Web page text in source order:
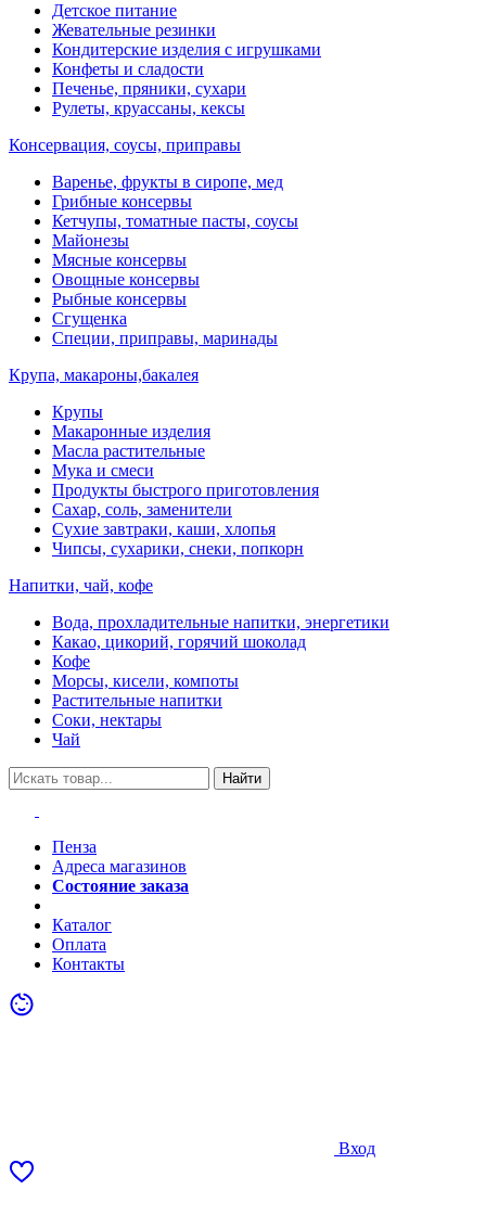
Детское питание
Жевательные резинки
Кондитерские изделия с игрушками
Конфеты и сладости
Печенье, пряники, сухари
Рулеты, круассаны, кексы
Консервация, соусы, приправы
Варенье, фрукты в сиропе, мед
Грибные консервы
Кетчупы, томатные пасты, соусы
Майонезы
Мясные консервы
Овощные консервы
Рыбные консервы
Сгущенка
Специи, приправы, маринады
Крупа, макароны,бакалея
Крупы
Макаронные изделия
Масла растительные
Мука и смеси
Продукты быстрого приготовления
Сахар, соль, заменители
Сухие завтраки, каши, хлопья
Чипсы, сухарики, снеки, попкорн
Напитки, чай, кофе
Вода, прохладительные напитки, энергетики
Какао, цикорий, горячий шоколад
Кофе
Морсы, кисели, компоты
Растительные напитки
Соки, нектары
Чай
Найти
Пенза
Адреса магазинов
Состояние заказа
Каталог
Оплата
Контакты
Вход